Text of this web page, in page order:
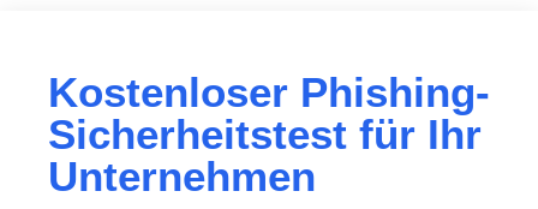
Kostenloser Phishing-
Sicherheitstest für Ihr
Unternehmen